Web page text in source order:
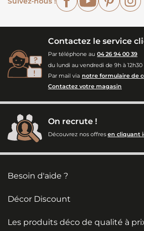
Contactez le service
Par téléphone au 04 26 94 00 39
du lundi au vendredi de 9h à 12h30
Par mail via notre formulaire de
Contactez votre magasin
On recrute !
Découvrez nos offres en cliquant
Besoin d'aide ?
Décor Discount
Les produits déco de qualité à